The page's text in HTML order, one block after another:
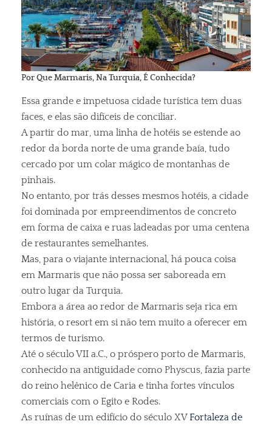
Por Que Marmaris, Na Turquia, É Conhecida?
Essa grande e impetuosa cidade turística tem duas
faces, e elas são difíceis de conciliar.
A partir do mar, uma linha de hotéis se estende ao
redor da borda norte de uma grande baía, tudo
cercado por um colar mágico de montanhas de
pinhais.
No entanto, por trás desses mesmos hotéis, a cidade
foi dominada por empreendimentos de concreto
em forma de caixa e ruas ladeadas por uma centena
de restaurantes semelhantes.
Mas, para o viajante internacional, há pouca coisa
em Marmaris que não possa ser saboreada em
outro lugar da Turquia.
Embora a área ao redor de Marmaris seja rica em
história, o resort em si não tem muito a oferecer em
termos de turismo.
Até o século VII a.C., o próspero porto de Marmaris,
conhecido na antiguidade como Physcus, fazia parte
do reino helênico de Caria e tinha fortes vínculos
comerciais com o Egito e Rodes.
As ruínas de um edifício do século XVFortaleza de